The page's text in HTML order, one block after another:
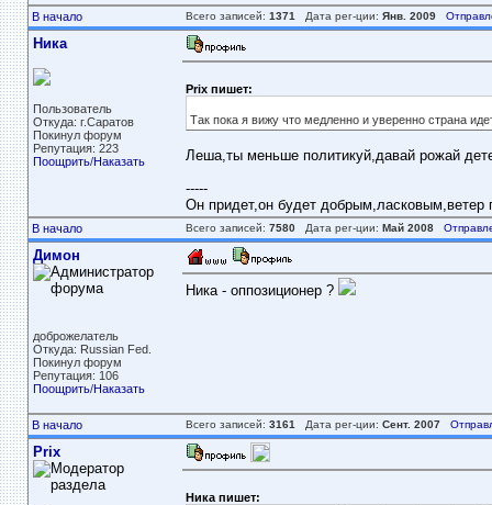
В начало Всего записей: 1371 Дата рег-ции: Янв. 2009
Ника
Пользователь
Откуда: г.Саратов
Покинул форум
Репутация: 223
Поощрить/Наказать
Prix пишет:
Так пока я вижу что медленно и уверенно страна
Леша,ты меньше политикуй,давай рожай
-----
Он придет,он будет добрым,ласковым,ветер
В начало Всего записей: 7580Дата рег-ции: Май 2008
Димон
доброжелатель
Откуда: Russian Fed.
Покинул форум
Репутация: 106
Поощрить/Наказать
Ника - оппозиционер ?
В начало Всего записей: 3161 Дата рег-ции: Сент. 2007
Prix
Ника пишет: